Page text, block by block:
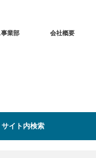
業部 会社概要
サイト内検索